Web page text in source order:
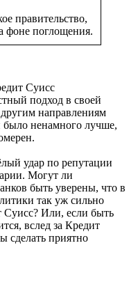
правительство,
фоне поглощения.
Суисс
подход в своей
направлениям
было ненамного лучше,
удар по репутации
Могут ли
быть уверены, что в
так уж сильно
Суисс? Или, если быть
вслед за Кредит
сделать приятно